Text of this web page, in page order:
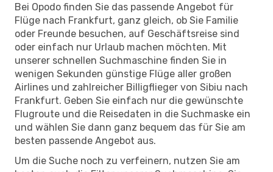
Bei Opodo finden Sie das passende Angebot für
Flüge nach Frankfurt, ganz gleich, ob Sie Familie
oder Freunde besuchen, auf Geschäftsreise sind
oder einfach nur Urlaub machen möchten. Mit
unserer schnellen Suchmaschine finden Sie in
wenigen Sekunden günstige Flüge aller großen
Airlines und zahlreicher Billigflieger von Sibiu nach
Frankfurt. Geben Sie einfach nur die gewünschte
Flugroute und die Reisedaten in die Suchmaske ein
und wählen Sie dann ganz bequem das für Sie am
besten passende Angebot aus.
Um die Suche noch zu verfeinern, nutzen Sie am